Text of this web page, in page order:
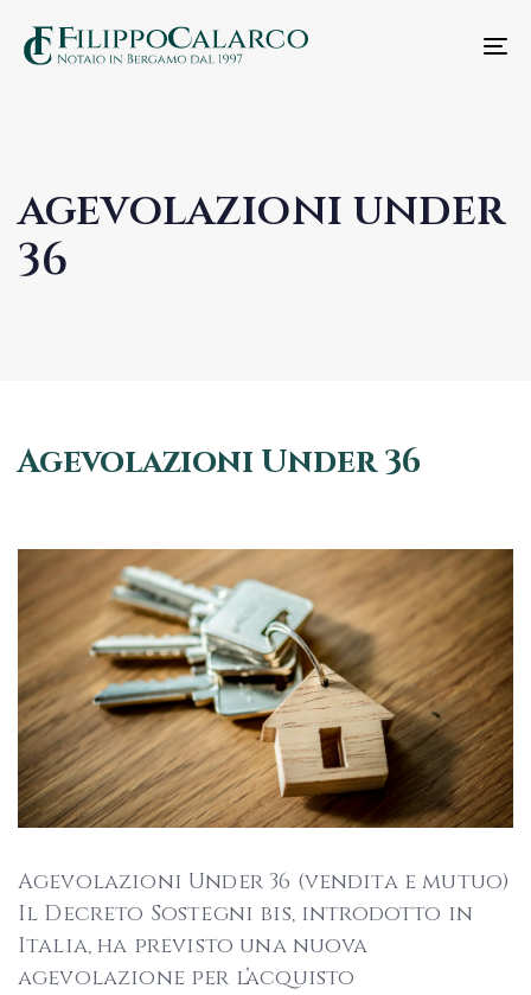
agevolazioni under
36
Agevolazioni Under 36
Agevolazioni Under 36 (vendita e mutuo)
Il Decreto Sostegni bis, introdotto in
Italia, ha previsto una nuova
agevolazione per l’acquisto